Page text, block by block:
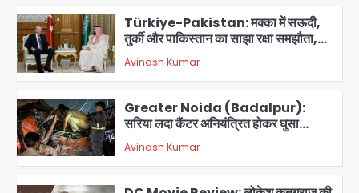
3
Türkiye-Pakistan: मक्का में सऊदी,
तुर्की और पाकिस्तान का साझा रक्षा समझौता,
जानें इसके मायने
Avinash Kumar
4
Greater Noida (Badalpur):
सरिया लदा कैंटर अनियंत्रित होकर घुसा
किराना दुकान में , ड्राइवर की मौत
Avinash Kumar
DC Movie Review: लोकेश कनगराज की